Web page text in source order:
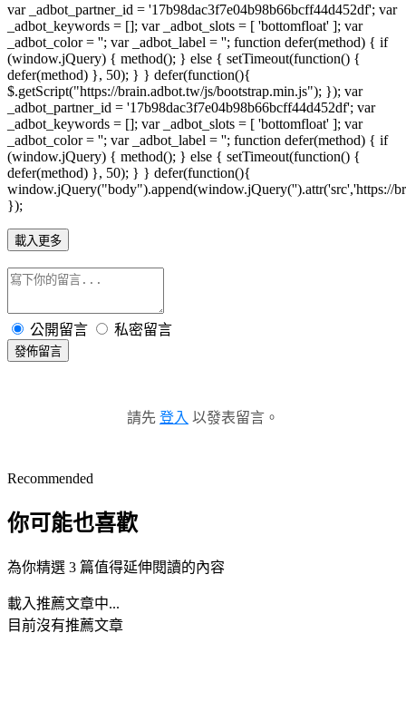
var _adbot_partner_id = '17b98dac3f7e04b98b66bcff44d452df'; var
_adbot_keywords = []; var _adbot_slots = [ 'bottomfloat' ]; var
_adbot_color = ''; var _adbot_label = ''; function defer(method) { if
(window.jQuery) { method(); } else { setTimeout(function() {
defer(method) }, 50); } } defer(function(){
$.getScript("https://brain.adbot.tw/js/bootstrap.min.js"); }); var
_adbot_partner_id = '17b98dac3f7e04b98b66bcff44d452df'; var
_adbot_keywords = []; var _adbot_slots = [ 'bottomfloat' ]; var
_adbot_color = ''; var _adbot_label = ''; function defer(method) { if
(window.jQuery) { method(); } else { setTimeout(function() {
defer(method) }, 50); } } defer(function(){
window.jQuery("body").append(window.jQuery('').attr('src','https://
});
載入更多
公開留言 私密留言
發佈留言
請先 登入 以發表留言。
Recommended
你可能也喜歡
為你精選 3 篇值得延伸閱讀的內容
載入推薦文章中...
目前沒有推薦文章